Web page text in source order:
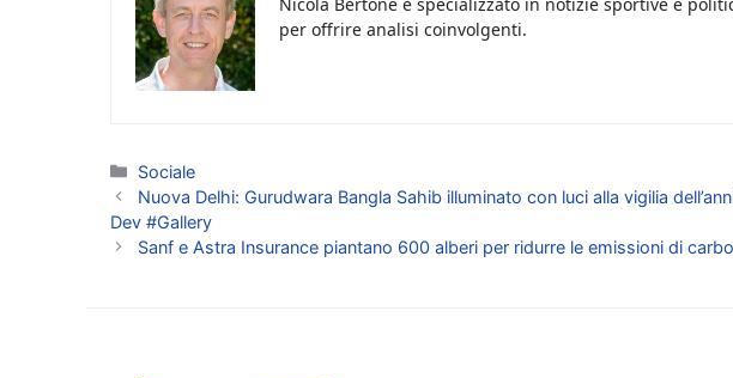
per offrire analisi coinvolgenti.
Categorie
Sociale
Nuova Delhi: Gurudwara Bangla Sahib illuminato con luci alla vigilia
Dev #Gallery
Sanf e Astra Insurance piantano 600 alberi per ridurre le emissioni di